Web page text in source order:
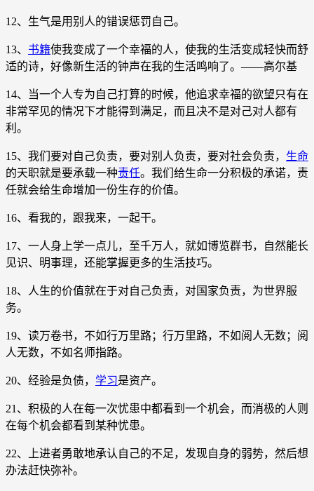
12、生气是用别人的错误惩罚自己。
13、 书籍使我变成了一个幸福的人，使我的生活变成轻快而舒
适的诗，好像新生活的钟声在我的生活鸣响了。——高尔基
14、当一个人专为自己打算的时候，他追求幸福的欲望只有在
非常罕见的情况下才能得到满足，而且决不是对己对人都有
利。
15、我们要对自己负责，要对别人负责，要对社会负责， 生命
的天职就是要承载一种责任。我们给生命一分积极的承诺，责
任就会给生命增加一份生存的价值。
16、看我的，跟我来，一起干。
17、一人身上学一点儿，至千万人，就如博览群书，自然能长
见识、明事理，还能掌握更多的生活技巧。
18、人生的价值就在于对自己负责，对国家负责，为世界服
务。
19、读万卷书，不如行万里路；行万里路，不如阅人无数；阅
人无数，不如名师指路。
20、经验是负债， 学习是资产。
21、积极的人在每一次忧患中都看到一个机会，而消极的人则
在每个机会都看到某种忧患。
22、上进者勇敢地承认自己的不足，发现自身的弱势，然后想
办法赶快弥补。